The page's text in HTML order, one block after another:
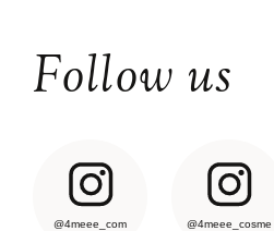
Follow us
@4meee_com @4meee_cosme